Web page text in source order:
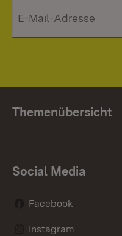
Themenübersicht
Social Media
Facebook
Instagram